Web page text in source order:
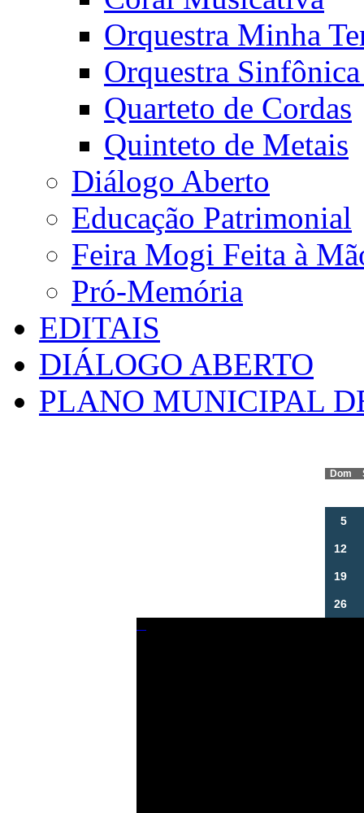
Orquestra Minha
Orquestra
Quarteto de Cordas
Quinteto de Metais
Diálogo Aberto
Educação Patrimonial
Feira Mogi Feita à
Pró-Memória
EDITAIS
DIÁLOGO ABERTO
PLANO MUNICIPAL
Dom
5
12
19
26